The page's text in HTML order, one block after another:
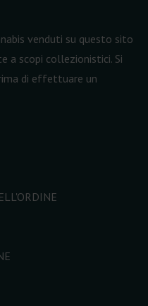
venduti su questo sito
a scopi collezionistici. Si
di effettuare un